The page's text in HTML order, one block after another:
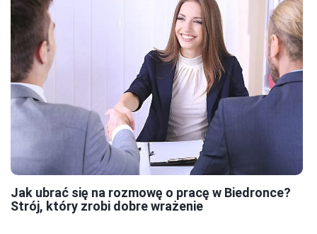
Jak ubrać się na rozmowę o pracę w Biedronce?
Strój, który zrobi dobre wrażenie